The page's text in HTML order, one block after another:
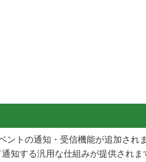
トの通知・受信機能が追加されま
知する汎用な仕組みが提供されま